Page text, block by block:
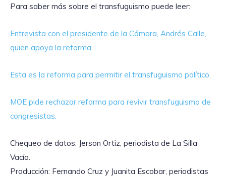
Para saber más sobre el transfuguismo puede leer:
Entrevista con el presidente de la Cámara, Andrés Calle,
quien apoya la reforma.
Esta es la reforma para permitir el transfuguismo político.
MOE pide rechazar reforma para revivir transfuguismo de
congresistas.
Chequeo de datos: Jerson Ortiz, periodista de La Silla
Vacía.
Producción: Fernando Cruz y Juanita Escobar, periodistas